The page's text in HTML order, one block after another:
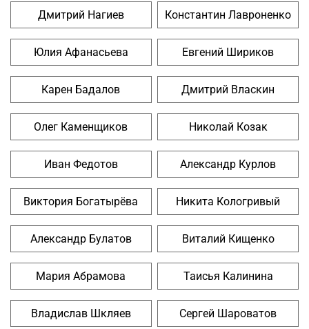
Дмитрий Нагиев Константин Лавроненко
Юлия Афанасьева Евгений Шириков
Карен Бадалов Дмитрий Власкин
Олег Каменщиков Николай Козак
Иван Федотов Александр Курлов
Виктория Богатырёва Никита Кологривый
Александр Булатов Виталий Кищенко
Мария Абрамова Таисья Калинина
Владислав Шкляев Сергей Шароватов